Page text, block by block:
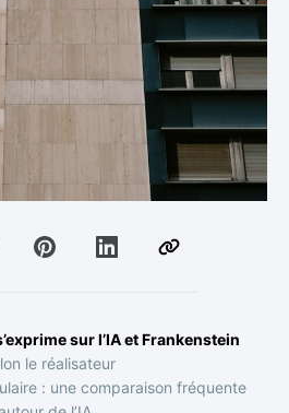
sur l’IA et Frankenstein
le réalisateur
: une comparaison fréquente